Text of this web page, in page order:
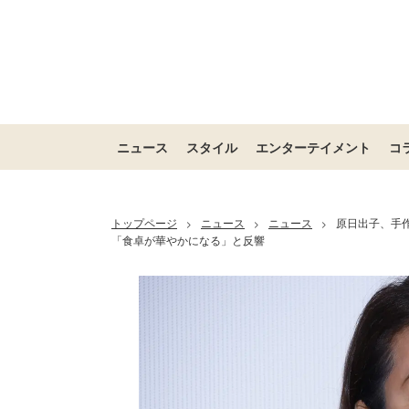
ニュース スタイル エンターテイメント コ
トップページ > ニュース > ニュース >
原日出子、手
「食卓が華やかになる」と反響